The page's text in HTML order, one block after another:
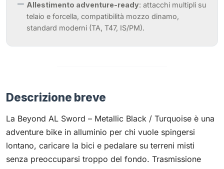
Allestimento adventure-ready: attacchi multipli su
telaio e forcella, compatibilità mozzo dinamo,
standard moderni (TA, T47, IS/PM).
Descrizione breve
La Beyond AL Sword – Metallic Black / Turquoise è una
adventure bike in alluminio per chi vuole spingersi
lontano, caricare la bici e pedalare su terreni misti
senza preoccuparsi troppo del fondo. Trasmissione